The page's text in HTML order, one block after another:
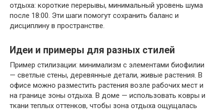
отдыха: короткие перерывы, минимальный уровень шума
после 18:00. Эти шаги помогут сохранить баланс и
дисциплину в пространстве.
Идеи и примеры для разных стилей
Пример стилизации: минимализм с элементами биофилии
— светлые стены, деревянные детали, живые растения. В
офисе можно разместить растения возле рабочих мест и
на границе зоны отдыха. В доме — использовать ковры и
ткани теплых оттенков, чтобы зона отдыха ощущалась